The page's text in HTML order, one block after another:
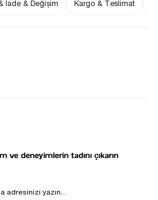
ve deneyimlerin tadını çıkarın
İade & Değişim Kargo & Teslimat